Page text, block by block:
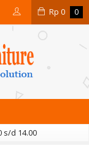
Rp 0 0
s/d 14.00